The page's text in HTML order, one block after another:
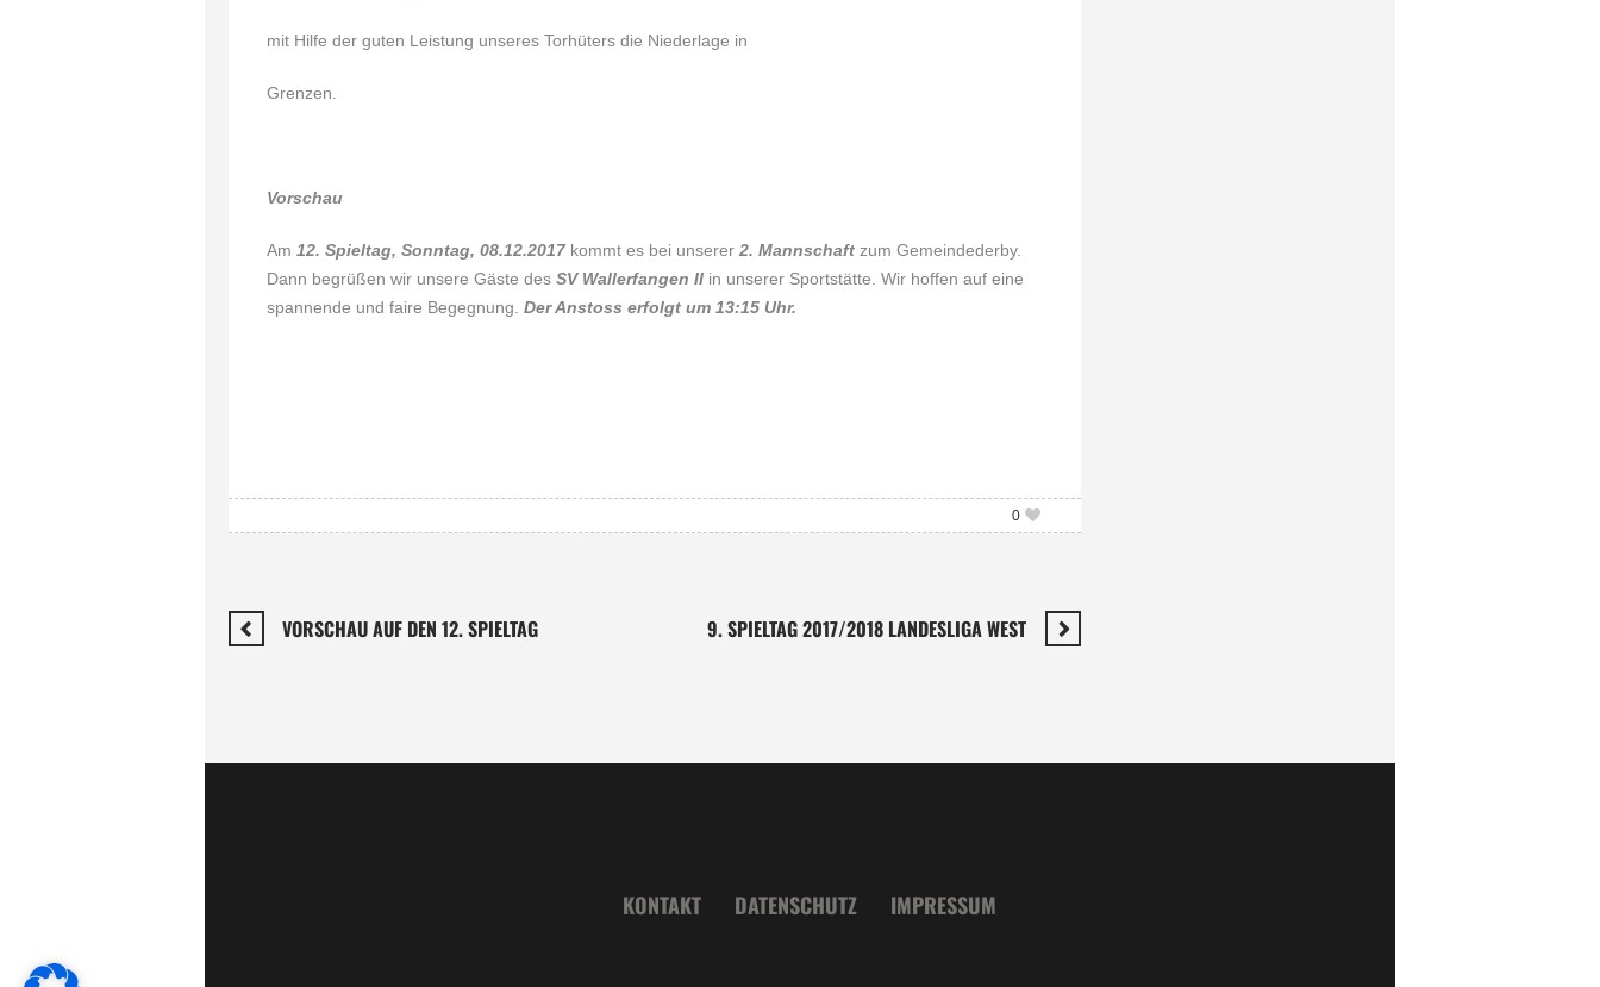
mit Hilfe der guten Leistung unseres Torhüters die Niederlage in
Grenzen.
Vorschau
Am 12. Spieltag, Sonntag, 08.12.2017 kommt es bei unserer 2. Mannschaft zum Gemeindederby.
Dann begrüßen wir unsere Gäste des SV Wallerfangen II in unserer Sportstätte. Wir hoffen auf eine
spannende und faire Begegnung. Der Anstoss erfolgt um 13:15 Uhr.
0
9. SPIELTAG 2017/2018 LANDESLIGA WEST
VORSCHAU AUF DEN 12. SPIELTAG
KONTAKT DATENSCHUTZ IMPRESSUM